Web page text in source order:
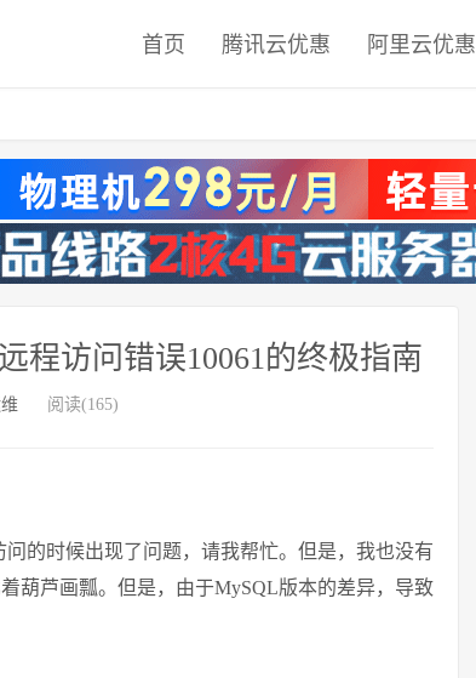
首页 腾讯云优惠 阿里云优惠
程访问错误10061的终极指南
阅读(165)
问的时候出现了问题，请我帮忙。但是，我也没有
葫芦画瓢。但是，由于MySQL版本的差异，导致